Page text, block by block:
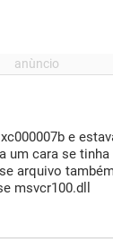
e
um cara se
arquivo
msvcr100.dll